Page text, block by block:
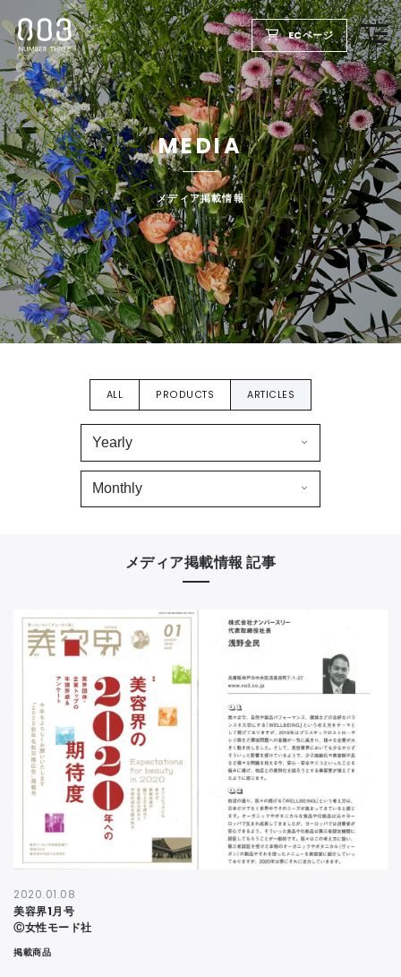
ECページ
MEDIA
メディア掲載情報
ALL PRODUCTS ARTICLES
メディア掲載情報 記事
2020.01.08
美容界1月号
Ⓒ女性モード社
掲載商品
TOP
PRODUCTS
WELLBEING REPORT
FOR SALON
COMPANY